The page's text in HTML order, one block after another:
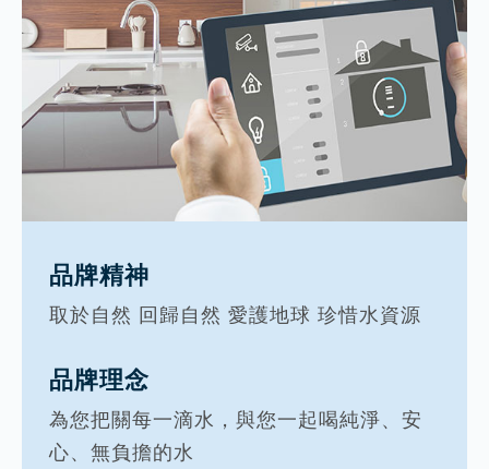
品牌精神
取於自然 回歸自然 愛護地球 珍惜水資源
品牌理念
為您把關每一滴水，與您一起喝純淨、安
心、無負擔的水